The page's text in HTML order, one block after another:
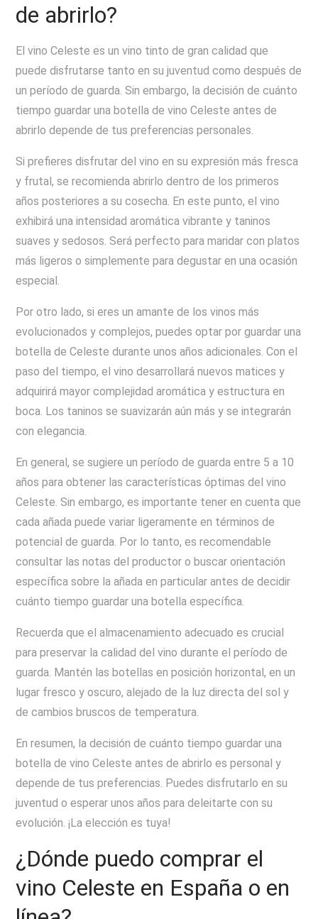
de abrirlo?
El vino Celeste es un vino tinto de gran calidad que
puede disfrutarse tanto en su juventud como después de
un período de guarda. Sin embargo, la decisión de cuánto
tiempo guardar una botella de vino Celeste antes de
abrirlo depende de tus preferencias personales.
Si prefieres disfrutar del vino en su expresión más fresca
y frutal, se recomienda abrirlo dentro de los primeros
años posteriores a su cosecha. En este punto, el vino
exhibirá una intensidad aromática vibrante y taninos
suaves y sedosos. Será perfecto para maridar con platos
más ligeros o simplemente para degustar en una ocasión
especial.
Por otro lado, si eres un amante de los vinos más
evolucionados y complejos, puedes optar por guardar una
botella de Celeste durante unos años adicionales. Con el
paso del tiempo, el vino desarrollará nuevos matices y
adquirirá mayor complejidad aromática y estructura en
boca. Los taninos se suavizarán aún más y se integrarán
con elegancia.
En general, se sugiere un período de guarda entre 5 a 10
años para obtener las características óptimas del vino
Celeste. Sin embargo, es importante tener en cuenta que
cada añada puede variar ligeramente en términos de
potencial de guarda. Por lo tanto, es recomendable
consultar las notas del productor o buscar orientación
específica sobre la añada en particular antes de decidir
cuánto tiempo guardar una botella específica.
Recuerda que el almacenamiento adecuado es crucial
para preservar la calidad del vino durante el período de
guarda. Mantén las botellas en posición horizontal, en un
lugar fresco y oscuro, alejado de la luz directa del sol y
de cambios bruscos de temperatura.
En resumen, la decisión de cuánto tiempo guardar una
botella de vino Celeste antes de abrirlo es personal y
depende de tus preferencias. Puedes disfrutarlo en su
juventud o esperar unos años para deleitarte con su
evolución. ¡La elección es tuya!
¿Dónde puedo comprar el
vino Celeste en España o en